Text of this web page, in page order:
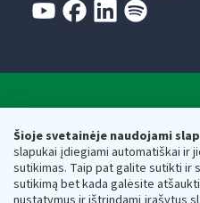
Šioje svetainėje naudojami
slapukai įdiegiami automatiškai ir
sutikimas. Taip pat galite sutikti ir
sutikimą bet kada galėsite
Respublikos finansų
Biudžetinė įstaiga. Juridinio
adresas: Vasario 16-osios g. 14,
vmi@vmi.lt, E. pristatymo dėžutės